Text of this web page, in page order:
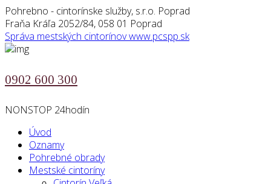
Pohrebno - cintorínske služby, s.r.o. Poprad
Fraňa Kráľa 2052/84, 058 01 Poprad
Správa mestských cintorínovwww.pcspp.sk
0902 600 300
NONSTOP 24hodín
Úvod
Oznamy
Pohrebné obrady
Mestské cintoríny